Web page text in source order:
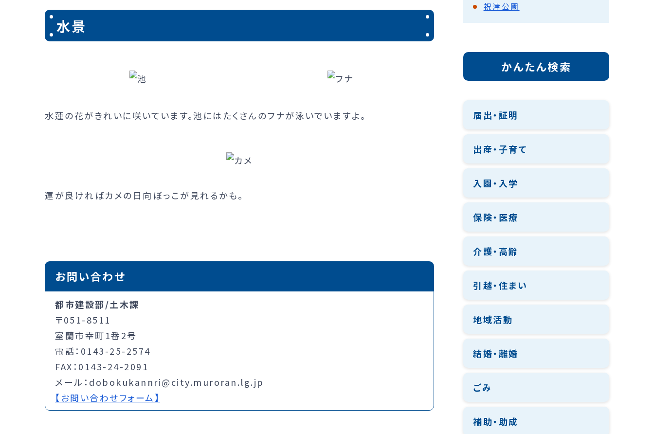
水景
水蓮の花がきれいに咲いています。池にはたくさんのフナが泳いでいますよ。
運が良ければカメの日向ぼっこが見れるかも。
お問い合わせ
都市建設部/土木課
〒051-8511
室蘭市幸町1番2号
電話：0143-25-2574
FAX：0143-24-2091
メール：dobokukannri@city.muroran.lg.jp
【お問い合わせフォーム】
祝津公園
かんたん検索
届出・証明
出産・子育て
入園・入学
保険・医療
介護・高齢
引越・住まい
地域活動
結婚・離婚
ごみ
補助・助成